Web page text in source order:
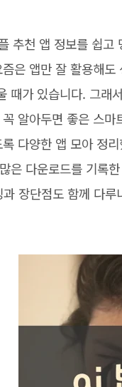
추천 앱 정보를 쉽
은 앱만 잘 활용해
때가 있습니다. 그래
알아두면 좋은 스
다양한 앱 모아 정
은 다운로드를 기록
장단점도 함께 다